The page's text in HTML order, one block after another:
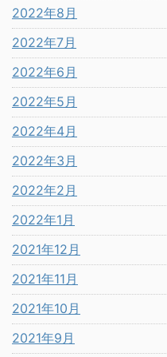
2022年8月
2022年7月
2022年6月
2022年5月
2022年4月
2022年3月
2022年2月
2022年1月
2021年12月
2021年11月
2021年10月
2021年9月